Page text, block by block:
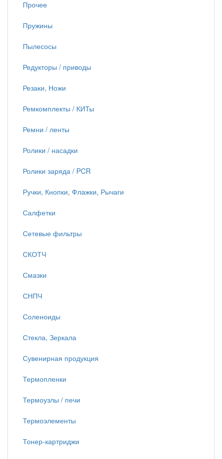
Прочее
Пружины
Пылесосы
Редукторы / приводы
Резаки, Ножи
Ремкомплекты / КИТы
Ремни / ленты
Ролики / насадки
Ролики заряда / PCR
Ручки, Кнопки, Флажки, Рычаги
Салфетки
Сетевые фильтры
СКОТЧ
Смазки
СНПЧ
Соленоиды
Стекла, Зеркала
Сувенирная продукция
Термопленки
Термоузлы / печи
Термоэлементы
Тонер-картриджи